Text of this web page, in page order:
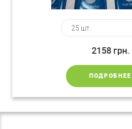
2158 грн.
ПОДРОБНЕЕ